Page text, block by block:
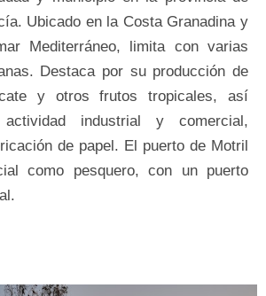
Ubicado en la Costa Granadina y
Mediterráneo, limita con varias
Destaca por su producción de
y otros frutos tropicales, así
industrial y comercial,
de papel. El puerto de Motril
como pesquero, con un puerto